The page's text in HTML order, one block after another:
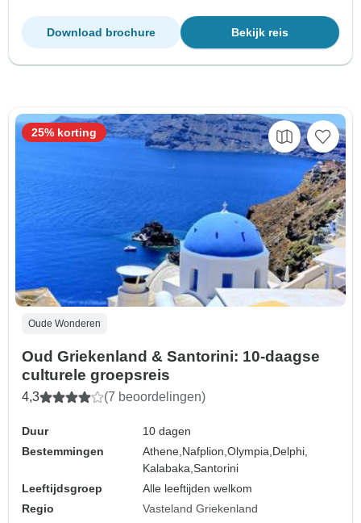
Bekijk reis
Download brochure
Oude Wonderen
Oud Griekenland & Santorini: 10-daagse
culturele groepsreis
4,3 (7 beoordelingen)
Duur
10 dagen
Bestemmingen
Athene, Nafplion,Olympia, Delphi,
Kalabaka,Santorini
Leeftijdsgroep
Alle leeftijden welkom
Regio
Vasteland Griekenland
25% korting